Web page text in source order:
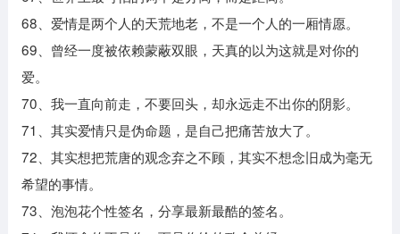
68、爱情是两个人的天荒地老，不是一个人的一厢情愿。
69、曾经一度被依赖蒙蔽双眼，天真的以为这就是对你的
爱。
70、我一直向前走，不要回头，却永远走不出你的阴影。
71、其实爱情只是伪命题，是自己把痛苦放大了。
72、其实想把荒唐的观念弃之不顾，其实不想念旧成为毫无
希望的事情。
73、泡泡花个性签名，分享最新最酷的签名。